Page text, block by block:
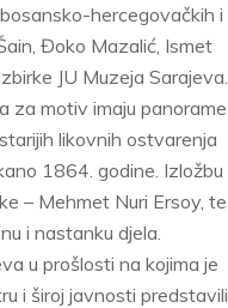
hercegovačkih i
Đoko Mazalić, Ismet
JU Muzeja Sarajeva.
za motiv imaju panorame
likovnih ostvarenja
1864. godine. Izložbu
– Mehmet Nuri Ersoy, te
i nastanku djela.
u prošlosti na kojima je
i široj javnosti predstavili